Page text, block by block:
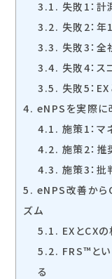
3.1. 失敗1：計
3.2. 失敗2：
3.3. 失敗3：
3.4. 失敗4：ス
3.5. 失敗5：
4. eNPSを実際に
4.1. 施策1：マ
4.2. 施策2：推
4.3. 施策3：
5. eNPS改善から
ズム
5.1. EXとCX
5.2. FRS™と
る